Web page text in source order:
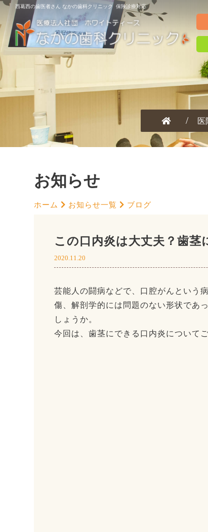
西葛西の歯医者さん なかの歯科クリニック 保険診療対応
医
お知らせ
ホーム お知らせ一覧 ブログ
この口内炎は大丈夫？歯茎
2020.11.20
芸能人の闘病などで、口腔がんという
傷、解剖学的には問題のない形状であ
しょうか。
今回は、歯茎にできる口内炎について